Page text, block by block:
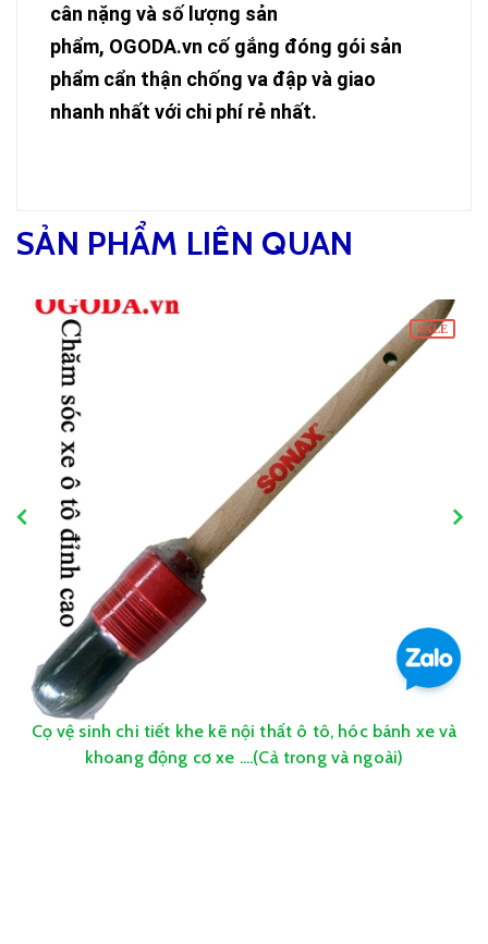
cân nặng và số lượng sản
phẩm, OGODA.vn cố gắng đóng gói sản
phẩm cẩn thận chống va đập và giao
nhanh nhất với chi phí rẻ nhất.
SẢN PHẨM LIÊN QUAN
SALE
Cọ vệ sinh chi tiết khe kẽ nội thất ô tô, hóc bánh xe và
khoang động cơ xe ....(Cả trong và ngoài)